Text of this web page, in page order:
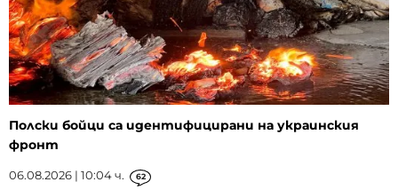
Полски бойци са идентифицирани на украинския
фронт
06.08.2026 | 10:04 ч. 62